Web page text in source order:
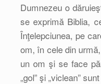
Dumnezeu o
se exprimă Biblia,
Înţelepciunea, pe
om, în cele din
un om şi se face
„gol” şi „viclean”